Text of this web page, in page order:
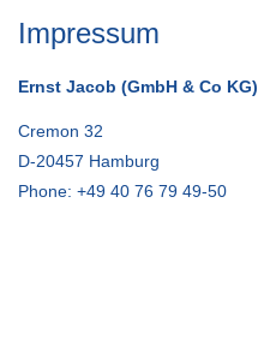
Impressum
Ernst Jacob (GmbH & Co KG)
Cremon 32
D-20457 Hamburg
Phone: +49 40 76 79 49-50